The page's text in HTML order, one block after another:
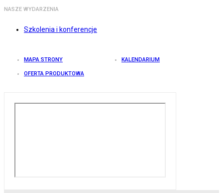
NASZE WYDARZENIA
Szkolenia i konferencje
MAPA STRONY KALENDARIUM
OFERTA PRODUKTOWA